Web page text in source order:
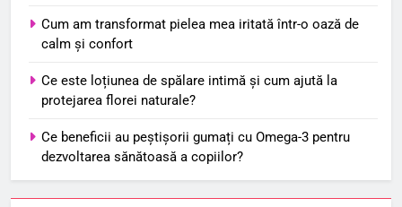
Cum am transformat pielea mea iritată într-o oază de
calm și confort
Ce este loțiunea de spălare intimă și cum ajută la
protejarea florei naturale?
Ce beneficii au peștișorii gumați cu Omega-3 pentru
dezvoltarea sănătoasă a copiilor?